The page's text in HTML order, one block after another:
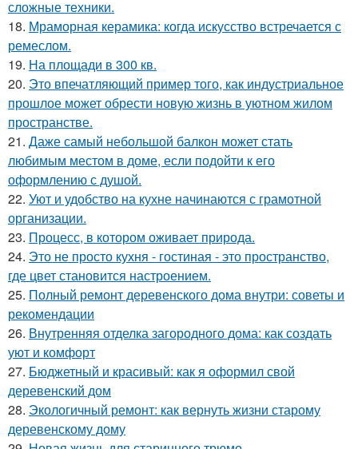
сложные техники.
18. Мраморная керамика: когда искусство встречается с
ремеслом.
19. На площади в 300 кв.
20. Это впечатляющий пример того, как индустриальное
прошлое может обрести новую жизнь в уютном жилом
пространстве.
21. Даже самый небольшой балкон может стать
любимым местом в доме, если подойти к его
оформлению с душой.
22. Уют и удобство на кухне начинаются с грамотной
организации.
23. Процесс, в котором оживает природа.
24. Это не просто кухня - гостиная - это пространство,
где цвет становится настроением.
25. Полный ремонт деревенского дома внутри: советы и
рекомендации
26. Внутренняя отделка загородного дома: как создать
уют и комфорт
27. Бюджетный и красивый: как я оформил свой
деревенский дом
28. Экологичный ремонт: как вернуть жизни старому
деревенскому дому